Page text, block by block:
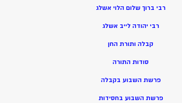
רבי ברוך שלום הלוי אשלג
רבי יהודה לייב אשלג
קבלה ותורת החן
סודות התורה
פרשת השבוע בקבלה
פרשת השבוע בחסידות